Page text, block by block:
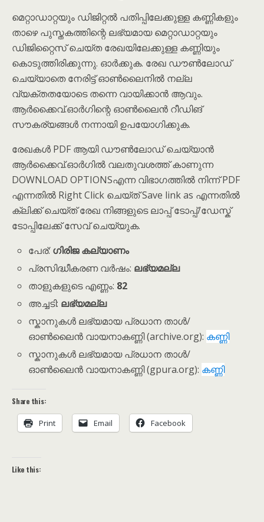
മെറ്റാഡാറ്റയും ഡിജിറ്റൽ പതിപ്പിലേക്കുള്ള കണ്ണികളും
താഴെ പുസ്തകത്തിന്റെ ലഭ്യമായ മെറ്റാഡാറ്റയും
ഡിജിറ്റൈസ് ചെയ്ത രേഖയിലേക്കുള്ള കണ്ണിയും
കൊടുത്തിരിക്കുന്നു. ഓർക്കുക. രേഖ ഡൗൺലോഡ്
ചെയ്യാതെ നേരിട്ട് ഓൺലൈനിൽ നല്ല
വ്യക്തതയോടെ തന്നെ വായിക്കാൻ ആവും.
ആർക്കൈവ്.ഓർഗിന്റെ ഓൺലൈൻ റീഡിങ്
സൗകര്യങ്ങൾ നന്നായി ഉപയോഗിക്കുക.
രേഖകൾ PDF ആയി ഡൗൺലോഡ് ചെയ്യാൻ
ആർക്കൈവ്.ഓർഗിൽ വലതുവശത്ത് കാണുന്ന
DOWNLOAD OPTIONSഎന്ന വിഭാഗത്തിൽ നിന്ന് PDF
എന്നതിൽ Right Click ചെയ്ത് Save link as എന്നതിൽ
ക്ലിക്ക് ചെയ്ത് രേഖ നിങ്ങളുടെ ലാപ്പ് ടോപ്പ്/ഡേസ്ക്
ടോപ്പിലേക്ക് സേവ് ചെയ്യുക.
പേര്:ഗിരിജ കല്യാണം
പ്രസിദ്ധീകരണ വർഷം: ലഭ്യമല്ല
താളുകളുടെ എണ്ണം: 82
അച്ചടി: ലഭ്യമല്ല
സ്കാനുകൾ ലഭ്യമായ പ്രധാന താൾ/
ഓൺലൈൻ വായനാകണ്ണി (archive.org): കണ്ണി
സ്കാനുകൾ ലഭ്യമായ പ്രധാന താൾ/
ഓൺലൈൻ വായനാകണ്ണി (gpura.org): കണ്ണി
Share this:
Print Email Facebook
Like this: